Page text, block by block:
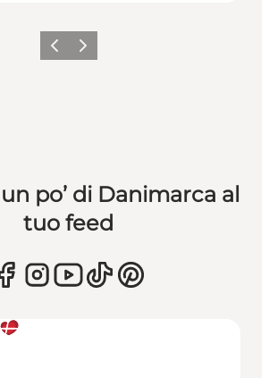
Precedente
Avanti
po’ di Danimarca al
tuo feed